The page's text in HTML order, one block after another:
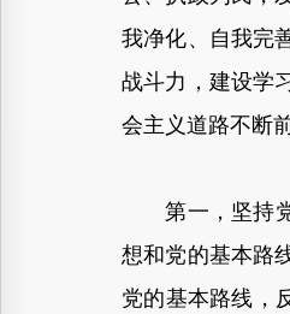
我净化、自我完
战斗力，建设学
会主义道路不断
第一，坚持党
想和党的基本路
党的基本路线，